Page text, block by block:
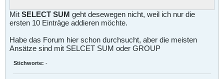
Mit SELECT SUM geht desewegen nicht, weil ich nur die
ersten 10 Einträge addieren möchte.
Habe das Forum hier schon durchsucht, aber die meisten
Ansätze sind mit SELCET SUM oder GROUP
Stichworte: -